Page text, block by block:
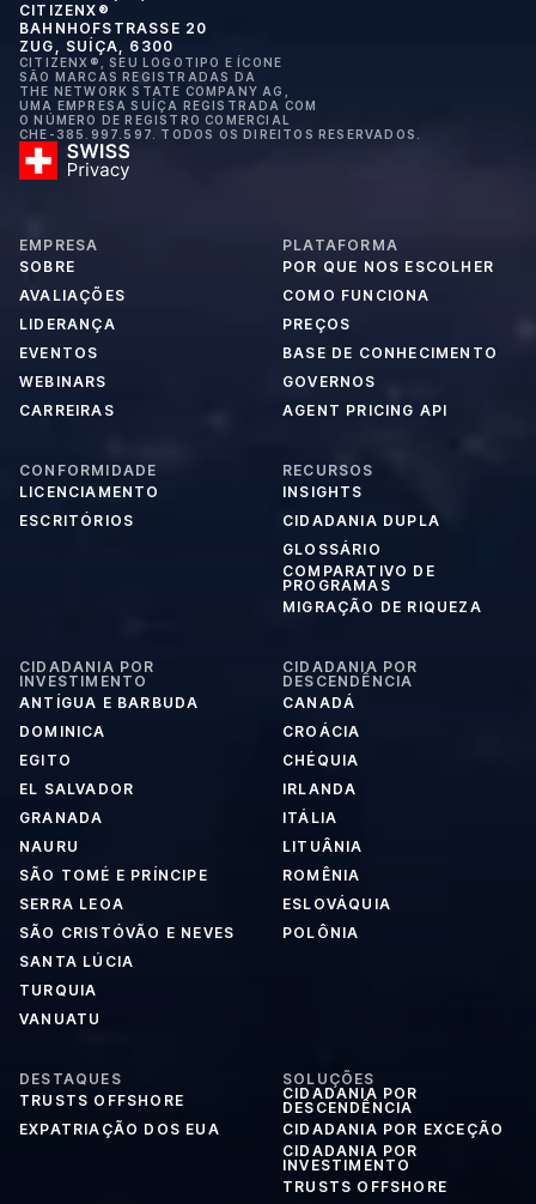
CITIZENX®
BAHNHOFSTRASSE 20
ZUG, SUÍÇA, 6300
CITIZENX®, SEU LOGOTIPO E ÍCONE
SÃO MARCAS REGISTRADAS DA
THE NETWORK STATE COMPANY AG,
UMA EMPRESA SUÍÇA REGISTRADA COM
O NÚMERO DE REGISTRO COMERCIAL
CHE-385.997.597. TODOS OS DIREITOS RESERVADOS.
EMPRESA
SOBRE
AVALIAÇÕES
LIDERANÇA
EVENTOS
WEBINARS
CARREIRAS
PLATAFORMA
POR QUE NOS ESCOLHER
COMO FUNCIONA
PREÇOS
BASE DE CONHECIMENTO
GOVERNOS
AGENT PRICING API
CONFORMIDADE
LICENCIAMENTO
ESCRITÓRIOS
RECURSOS
INSIGHTS
CIDADANIA DUPLA
GLOSSÁRIO
COMPARATIVO DE
PROGRAMAS
MIGRAÇÃO DE RIQUEZA
CIDADANIA POR
INVESTIMENTO
ANTÍGUA E BARBUDA
DOMINICA
EGITO
EL SALVADOR
GRANADA
NAURU
SÃO TOMÉ E PRÍNCIPE
SERRA LEOA
SÃO CRISTÓVÃO E NEVES
SANTA LÚCIA
TURQUIA
VANUATU
CIDADANIA POR
DESCENDÊNCIA
CANADÁ
CROÁCIA
CHÉQUIA
IRLANDA
ITÁLIA
LITUÂNIA
ROMÊNIA
ESLOVÁQUIA
POLÔNIA
DESTAQUES
TRUSTS OFFSHORE
EXPATRIAÇÃO DOS EUA
SOLUÇÕES
CIDADANIA POR
DESCENDÊNCIA
CIDADANIA POR EXCEÇÃO
CIDADANIA POR
INVESTIMENTO
TRUSTS OFFSHORE